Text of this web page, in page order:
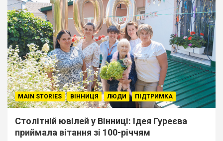
MAIN STORIES ВІННИЦЯ ЛЮДИ ПІДТРИМКА
Столітній ювілей у Вінниці: Ідея Гуреєва
приймала вітання зі 100-річчям